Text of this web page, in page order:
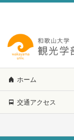
ホーム
交通アクセス